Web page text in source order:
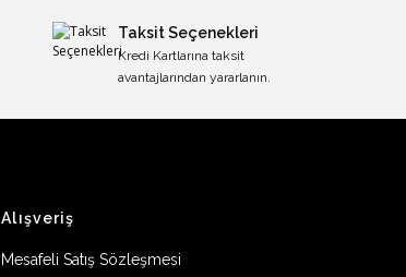
Taksit Seçenekleri
Kredi Kartlarına taksit
avantajlarından yararlanın.
Alışveriş
Mesafeli Satış Sözleşmesi